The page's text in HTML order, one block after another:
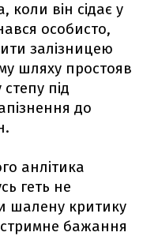
коли він сідає у
особисто,
залізницею
шляху простояв
під
до
анлітика
геть не
шалену критику
бажання